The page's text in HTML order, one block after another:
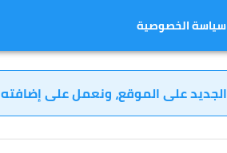
سياسة الخصوصية
على الموقع، ونعمل على